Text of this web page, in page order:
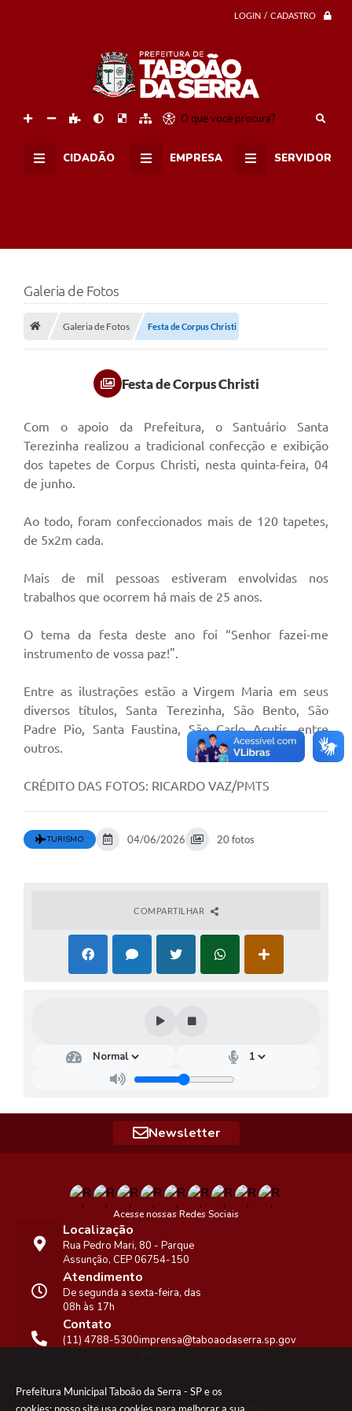
Prefeitura Municipal Taboão da Serra - SP e os
LOGIN / CADASTRO
O que voce procura?
CIDADÃO EMPRESA SERVIDOR
Galeria de Fotos
Galeria de Fotos Festa de Corpus Christi
Festa de Corpus Christi
Com o apoio da Prefeitura, o Santuário Santa
Terezinha realizou a tradicional confecção e exibição
dos tapetes de Corpus Christi, nesta quinta-feira, 04
de junho.
Ao todo, foram confeccionados mais de 120 tapetes,
de 5x2m cada.
Mais de mil pessoas estiveram envolvidas nos
trabalhos que ocorrem há mais de 25 anos.
O tema da festa deste ano foi “Senhor fazei-me
instrumento de vossa paz!".
Entre as ilustrações estão a Virgem Maria em seus
diversos títulos, Santa Terezinha, São Bento, São
Padre Pio, Santa Faustina, São Carlo Acutis, entre
outros.
CRÉDITO DAS FOTOS: RICARDO VAZ/PMTS
TURISMO 04/06/2026 20 fotos
COMPARTILHAR
Newsletter
Acesse nossas Redes Sociais
Localização
Rua Pedro Mari, 80 - Parque
Assunção, CEP 06754-150
Contato
(11) 4788-5300imprensa@taboaodaserra.sp.gov
Atendimento
De segunda a sexta-feira, das
08h às 17h